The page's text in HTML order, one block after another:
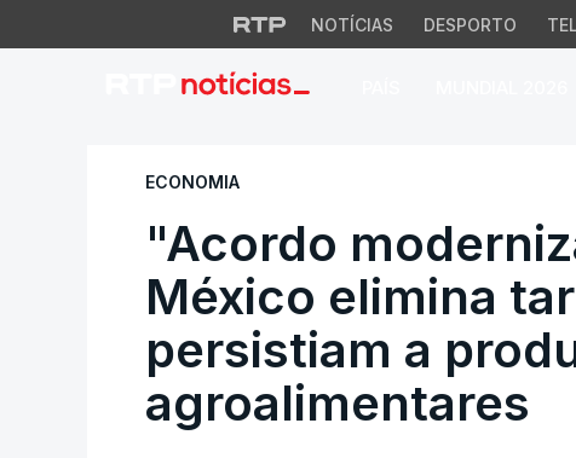
NOTÍCIAS DESPORTO
"Acordo
ECONOMIA
"Acordo
México elimina
persistiam a
agroalimentares